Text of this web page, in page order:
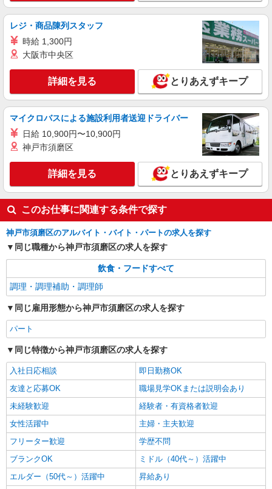
レジ・商品陳列スタッフ
時給 1,300円
大阪市中央区
詳細を見る とりあえずキープ
マイクロバスによる施設利用者送迎ドライバー
日給 10,900円〜10,900円
神戸市須磨区
詳細を見る とりあえずキープ
このお仕事に関連する条件で探す
神戸市須磨区のアルバイト・バイト・パートの求人を探す
同じ職種から神戸市須磨区の求人を探す
飲食・フードすべて
調理・調理補助・調理師
同じ雇用形態から神戸市須磨区の求人を探す
パート
同じ特徴から神戸市須磨区の求人を探す
入社日応相談
即日勤務OK
友達と応募OK
職場見学OKまたは説明会あり
未経験歓迎
経験者・有資格者歓迎
女性活躍中
主婦・主夫歓迎
フリーター歓迎
学歴不問
ブランクOK
ミドル（40代～）活躍中
エルダー（50代～）活躍中
昇給あり